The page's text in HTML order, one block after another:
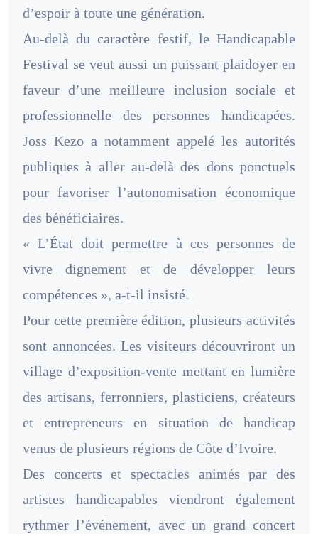
d’espoir à toute une génération.
Au-delà du caractère festif, le Handicapable
Festival se veut aussi un puissant plaidoyer en
faveur d’une meilleure inclusion sociale et
professionnelle des personnes handicapées.
Joss Kezo a notamment appelé les autorités
publiques à aller au-delà des dons ponctuels
pour favoriser l’autonomisation économique
des bénéficiaires.
« L’État doit permettre à ces personnes de
vivre dignement et de développer leurs
compétences », a-t-il insisté.
Pour cette première édition, plusieurs activités
sont annoncées. Les visiteurs découvriront un
village d’exposition-vente mettant en lumière
des artisans, ferronniers, plasticiens, créateurs
et entrepreneurs en situation de handicap
venus de plusieurs régions de Côte d’Ivoire.
Des concerts et spectacles animés par des
artistes handicapables viendront également
rythmer l’événement, avec un grand concert